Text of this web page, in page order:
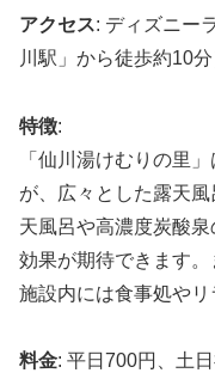
アクセス: ディズニー
川駅」から徒歩約10分
特徴:
「仙川湯けむりの里
が、広々とした露天
天風呂や高濃度炭酸
効果が期待できます。
施設内には食事処やリ
料金: 平日700円、土